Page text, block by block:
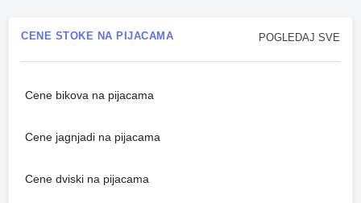
POGLEDAJ SVE
CENE STOKE NA PIJACAMA
Cene bikova na pijacama
Cene jagnjadi na pijacama
Cene dviski na pijacama